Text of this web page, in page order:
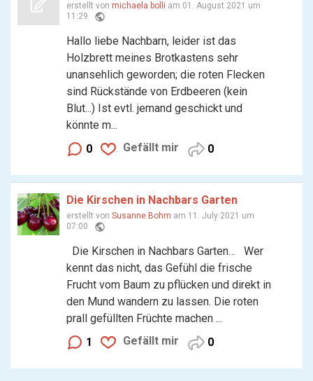
erstellt von michaela bolli am 01. August 2021 um
11:29 public
Hallo liebe Nachbarn, leider ist das
Holzbrett meines Brotkastens sehr
unansehlich geworden; die roten Flecken
sind Rückstände von Erdbeeren (kein
Blut...) Ist evtl. jemand geschickt und
könnte m...
0
Gefällt mir 0
Die Kirschen in Nachbars Garten
erstellt von Susanne Bohrn am 11. July 2021 um
07:00 public
Die Kirschen in Nachbars Garten… Wer
kennt das nicht, das Gefühl die frische
Frucht vom Baum zu pflücken und direkt in
den Mund wandern zu lassen. Die roten
prall gefüllten Früchte machen ...
1
Gefällt mir 0